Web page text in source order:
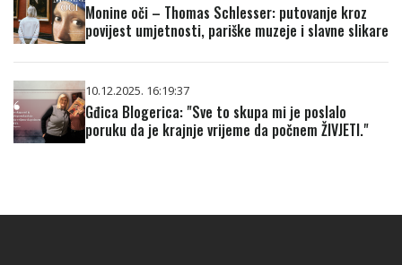
Monine oči – Thomas Schlesser: putovanje kroz
povijest umjetnosti, pariške muzeje i slavne slikare
10.12.2025. 16:19:37
Gđica Blogerica: "Sve to skupa mi je poslalo
poruku da je krajnje vrijeme da počnem ŽIVJETI."